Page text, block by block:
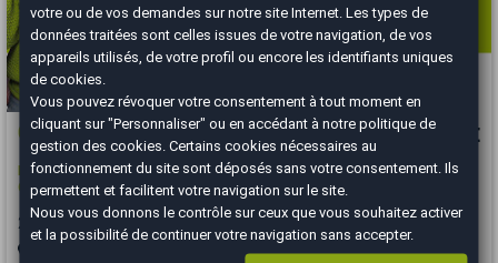
Citroën Berlingo 12 000 €
M HDI 130 CV EAT8 / TVA RECUPERABLE / PRIX TTC ( 9 575€ HT) /
CAMERA DE RECUL
2021 88999 km DIESEL Automatique
votre ou de vos demandes sur notre site Internet. Les types de
données traitées sont celles issues de votre navigation, de vos
appareils utilisés, de votre profil ou encore les identifiants uniques
de cookies.
Vous pouvez révoquer votre consentement à tout moment en
cliquant sur "Personnaliser" ou en accédant à notrepolitique de
gestion des cookies . Certains cookies nécessaires au
fonctionnement du site sont déposés sans votre consentement. Ils
permettent et facilitent votre navigation sur le site.
Nous vous donnons le contrôle sur ceux que vous souhaitez activer
et la possibilité de continuer votre navigation sans accepter.